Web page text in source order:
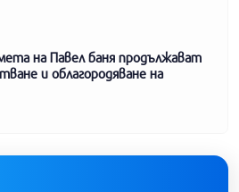
на Павел баня продължават
и облагородяване на